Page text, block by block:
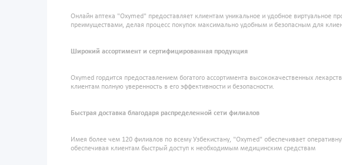
Онлайн аптека "Oxymed" предоставляет клиентам уникальное и удобное виртуальное
преимуществами, делая процесс покупок максимально удобным и безопасным для
Широкий ассортимент и сертифицированная продукция
Oxymed гордится предоставлением богатого ассортимента высококачественных
клиентам полную уверенность в его эффективности и безопасности.
Быстрая доставка благодаря распределенной сети филиалов
Имея более чем 120 филиалов по всему Узбекистану, "Oxymed" обеспечивает
обеспечивая клиентам быстрый доступ к необходимым медицинским средствам